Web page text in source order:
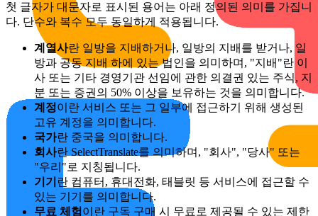
첫 글자가 대문자로 표시된 용어는 아래 정의된 의미를 가집니
다. 단수와 복수 모두 동일하게 적용됩니다.
계열사란 일방을 지배하거나, 일방의 지배를 받거나, 일
방과 공동 지배 하에 있는 법인을 의미하며, "지배"란 이
사 또는 기타 경영기관 선임에 관한 의결권 있는 주식, 지
분 또는 증권의 50% 이상을 보유하는 것을 의미합니다.
계정이란 서비스 또는 그 일부에 접근하기 위해 생성된
고유 계정을 의미합니다.
국가란 중국을 의미합니다.
회사란 SelectTranslate를 의미하며, "회사", "당사" 또는
"우리"로 지칭됩니다.
기기 란 컴퓨터, 휴대전화, 태블릿 등 서비스에 접근할 수
있는 기기를 의미합니다.
무료 체험 이란 구독 구매 시 무료로 제공될 수 있는 제한